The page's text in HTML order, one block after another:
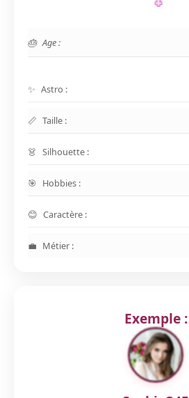
Age :
Astro :
Taille :
Silhouette :
Hobbies :
Caractère :
Métier :
Exemple :